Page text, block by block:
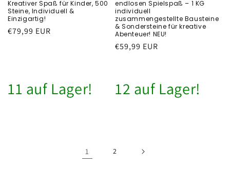
Kreativer Spaß für Kinder, 500
Steine, Individuell &
Einzigartig!
Běžná
€79,99 EUR
11 auf Lager!
endlosen Spielspaß – 1 KG
individuell
zusammengestellte Bausteine
& Sondersteine für kreative
Abenteuer! NEU!
Běžná
€59,99 EUR
12 auf Lager!
1 2